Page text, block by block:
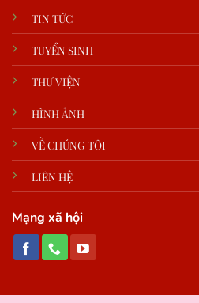
TIN TỨC
TUYỂN SINH
THƯ VIỆN
HÌNH ẢNH
VỀ CHÚNG TÔI
LIÊN HỆ
Mạng xã hội